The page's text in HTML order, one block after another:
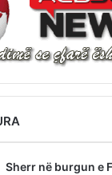
Sherr në burgun e